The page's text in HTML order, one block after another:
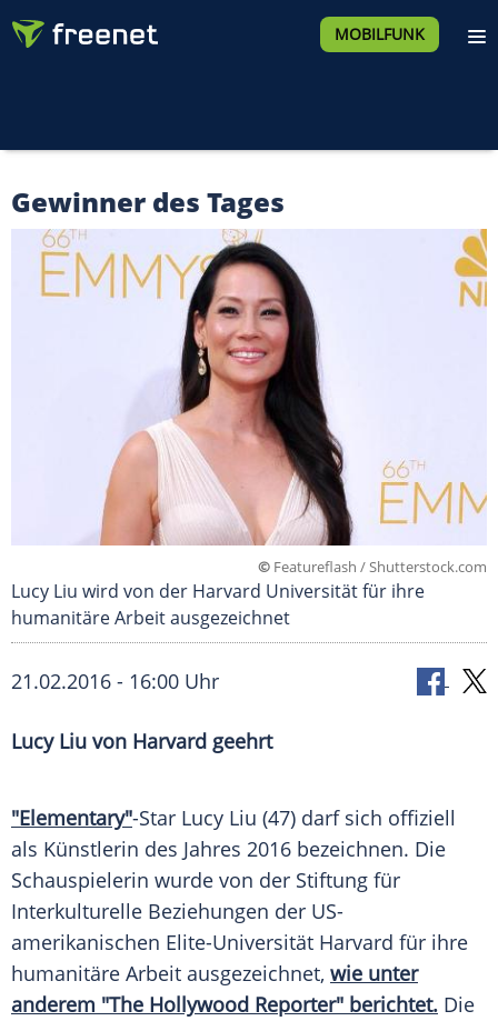
MOBILFUNK
Gewinner des Tages
© Featureflash / Shutterstock.com
Lucy Liu wird von der Harvard Universität für ihre
humanitäre Arbeit ausgezeichnet
21.02.2016 - 16:00 Uhr
Lucy Liu von Harvard geehrt
"Elementary"-Star Lucy Liu (47) darf sich offiziell
als Künstlerin des Jahres 2016 bezeichnen. Die
Schauspielerin wurde von der Stiftung für
Interkulturelle Beziehungen der US-
amerikanischen Elite-Universität Harvard für ihre
humanitäre Arbeit ausgezeichnet, wie unter
anderem "The Hollywood Reporter" berichtet. Die